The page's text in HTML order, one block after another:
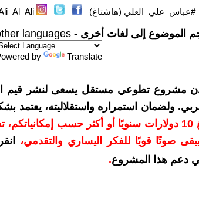
#عباس_علي_العلي (هاشتاغ)
الموضوع إلى لغات أخرى - languages
by Translate
مشروع تطوعي مستقل يسعى لنشر قيم
ولضمان استمراره واستقلاليته،
بدعمكم بمبلغ 10 دولارات سنويًا أو أكثر حسب
صوتًا قويًا للفكر اليساري والتقدمي،
دعم هذا المشروع.